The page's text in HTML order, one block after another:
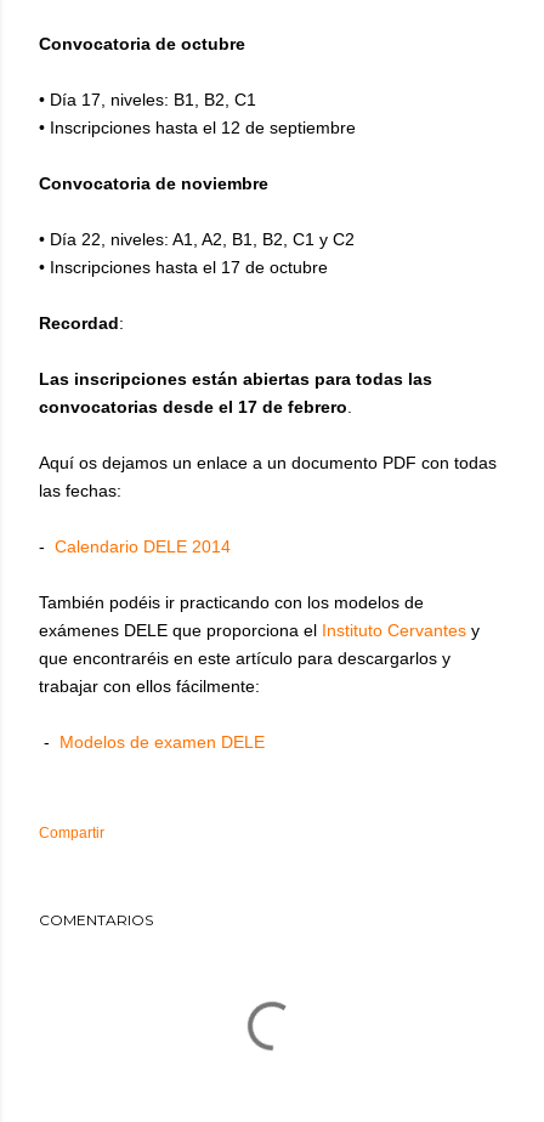
Convocatoria de octubre
• Día 17, niveles: B1, B2, C1
• Inscripciones hasta el 12 de septiembre
Convocatoria de noviembre
• Día 22, niveles: A1, A2, B1, B2, C1 y C2
• Inscripciones hasta el 17 de octubre
Recordad:
Las inscripciones están abiertas para todas las
convocatorias desde el 17 de febrero
Aquí os dejamos un enlace a un documento PDF con todas
las fechas:
- Calendario DELE 2014
También podéis ir practicando con los modelos de
exámenes DELE que proporciona el Instituto Cervantes y
que encontraréis en este artículo para descargarlos y
trabajar con ellos fácilmente:
- Modelos de examen DELE
Compartir
COMENTARIOS